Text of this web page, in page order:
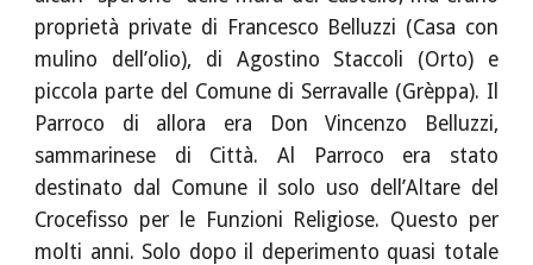
proprietà private di Francesco Belluzzi (Casa con
mulino dell’olio), di Agostino Staccoli (Orto) e
piccola parte del Comune di Serravalle (Grèppa). Il
Parroco di allora era Don Vincenzo Belluzzi,
sammarinese di Città. Al Parroco era stato
destinato dal Comune il solo uso dell’Altare del
Crocefisso per le Funzioni Religiose. Questo per
molti anni. Solo dopo il deperimento quasi totale